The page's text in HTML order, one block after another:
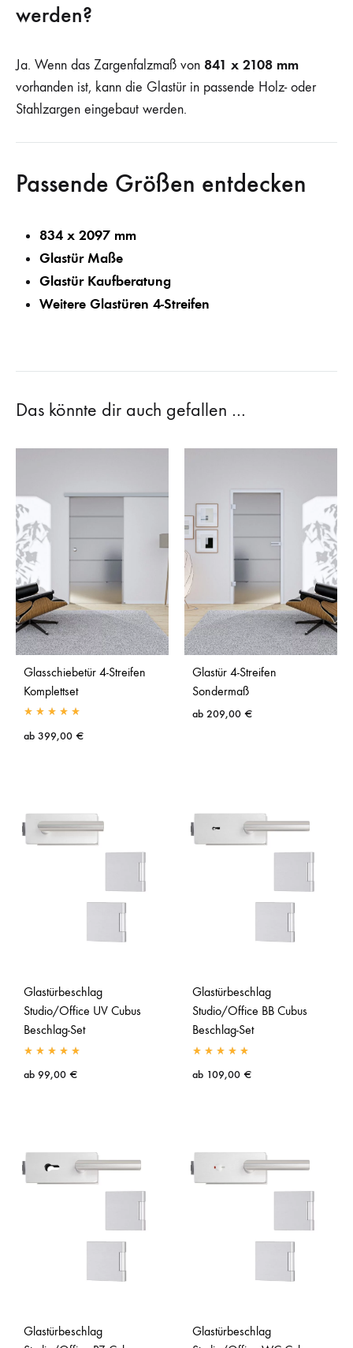
werden?
Ja. Wenn das Zargenfalzmaß von 841 x 2108 mm
vorhanden ist, kann die Glastür in passende Holz- oder
Stahlzargen eingebaut werden.
Passende Größen entdecken
834 x 2097 mm
Glastür Maße
Glastür Kaufberatung
Weitere Glastüren 4-Streifen
Das könnte dir auch gefallen …
Glasschiebetür 4-Streifen
Komplettset
ab 399,00 €
Glastür 4-Streifen
Sondermaß
ab 209,00 €
Glastürbeschlag
Studio/Office UV Cubus
Beschlag-Set
ab 99,00 €
Glastürbeschlag
Studio/Office BB Cubus
Beschlag-Set
ab 109,00 €
Glastürbeschlag
Glastürbeschlag